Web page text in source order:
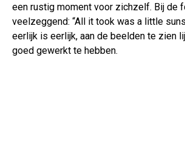
een rustig moment voor zichzelf. Bij de
veelzeggend: “All it took was a little
eerlijk is eerlijk, aan de beelden te zien
goed gewerkt te hebben.